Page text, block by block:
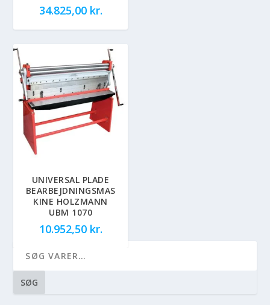
34.825,00 kr.
UNIVERSAL PLADE
BEARBEJDNINGSMAS
KINE HOLZMANN
UBM 1070
10.952,50 kr.
SØG